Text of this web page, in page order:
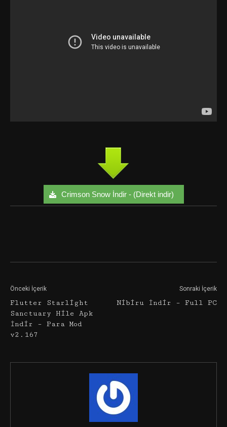
Crimson Snow İndir - (Direkt indir)
Önceki İçerik
Flutter Starlight
Sanctuary Hile Apk
İndir – Para Mod
v2.167
Sonraki İçerik
Nibiru İndir – Full PC